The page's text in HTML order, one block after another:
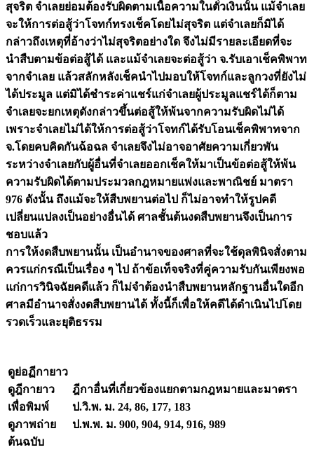
สุจริต จำเลยย่อมต้องรับผิดตามเนื้อความในตั๋วเงินนั้น แม้จำเลย
จะให้การต่อสู้ว่าโจทก์ทรงเช็คโดยไม่สุจริต แต่จำเลยก็มิได้
กล่าวถึงเหตุที่อ้างว่าไม่สุจริตอย่างใด จึงไม่มีรายละเอียดที่จะ
นำสืบตามข้อต่อสู้ได้ และแม้จำเลยจะต่อสู้ว่า จ.รับเอาเช็คพิพาท
จากจำเลย แล้วสลักหลังเช็คนำไปมอบให้โจทก์และลูกวงที่ยังไม่
ได้ประมูล แต่มิได้ชำระค่าแชร์แก่จำเลยผู้ประมูลแชร์ได้ก็ตาม
จำเลยจะยกเหตุดังกล่าวขึ้นต่อสู้ให้พ้นจากความรับผิดไม่ได้
เพราะจำเลยไม่ได้ให้การต่อสู้ว่าโจทก์ได้รับโอนเช็คพิพาทจาก
จ.โดยคบคิดกันฉ้อฉล จำเลยจึงไม่อาจอาศัยความเกี่ยวพัน
ระหว่างจำเลยกับผู้อื่นที่จำเลยออกเช็คให้มาเป็นข้อต่อสู้ให้พ้น
ความรับผิดได้ตามประมวลกฎหมายแพ่งและพาณิชย์ มาตรา
976 ดังนั้น ถึงแม้จะให้สืบพยานต่อไป ก็ไม่อาจทำให้รูปคดี
เปลี่ยนแปลงเป็นอย่างอื่นได้ ศาลชั้นต้นงดสืบพยานจึงเป็นการ
ชอบแล้ว
การให้งดสืบพยานนั้น เป็นอำนาจของศาลที่จะใช้ดุลพินิจสั่งตาม
ควรแก่กรณีเป็นเรื่อง ๆ ไป ถ้าข้อเท็จจริงที่คู่ความรับกันเพียงพอ
แก่การวินิจฉัยคดีแล้ว ก็ไม่จำต้องนำสืบพยานหลักฐานอื่นใดอีก
ศาลมีอำนาจสั่งงดสืบพยานได้ ทั้งนี้ก็เพื่อให้คดีได้ดำเนินไปโดย
รวดเร็วและยุติธรรม
ดูย่อฏีกายาว
ดูฎีกายาว
เพื่อพิมพ์
ดูภาพถ่าย
ต้นฉบับ
ฎีกาอื่นที่เกี่ยวข้องแยกตามกฎหมายและมาตรา
ป.วิ.พ. ม. 24, 86, 177, 183
ป.พ.พ. ม. 900, 904, 914, 916, 989